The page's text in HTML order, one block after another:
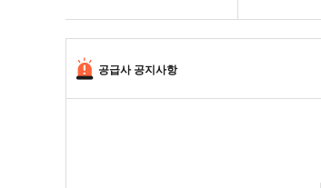
공급사 공지사항